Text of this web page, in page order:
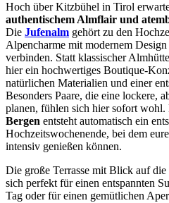
Hoch über Kitzbühel in Tirol
authentischem Almflair und
Die Jufenalm gehört zu den
Alpencharme mit modernem
verbinden. Statt klassischer
hier ein hochwertiges Boutique-
natürlichen Materialien und einer
Besonders Paare, die eine lockere,
planen, fühlen sich hier sofort
Bergen entsteht automatisch ein
Hochzeitswochenende, bei dem
intensiv genießen können.
Die große Terrasse mit Blick auf
sich perfekt für einen entspannten
Tag oder für einen gemütlichen